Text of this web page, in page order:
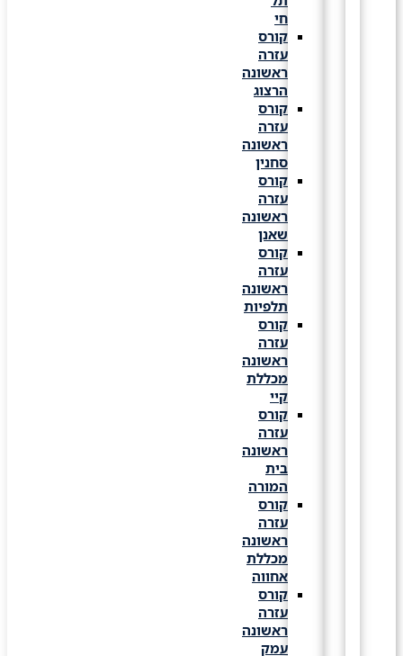
קורס
עזרה
ראשונה
הרצוג
קורס
עזרה
ראשונה
סחנין
קורס
עזרה
ראשונה
קורס
עזרה
ראשונה
תלפיות
קורס
עזרה
ראשונה
מכללת
קורס
עזרה
ראשונה
המורה
קורס
עזרה
ראשונה
מכללת
אחווה
קורס
עזרה
ראשונה